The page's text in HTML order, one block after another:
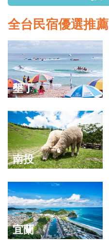
全台民宿優選推薦
墾丁
南投
宜蘭